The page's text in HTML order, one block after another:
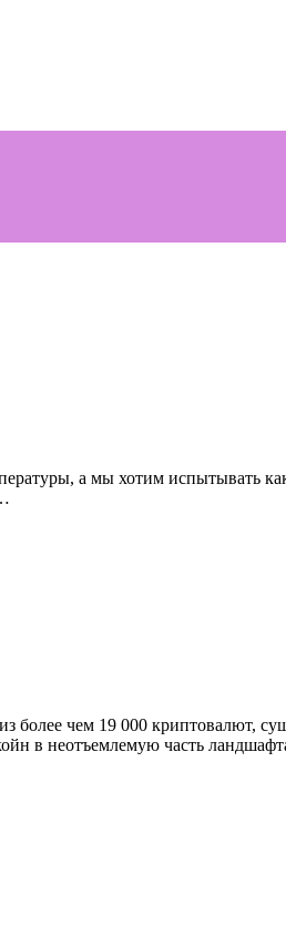
а мы хотим испытывать
из более чем 19 000
в неотъемлемую часть